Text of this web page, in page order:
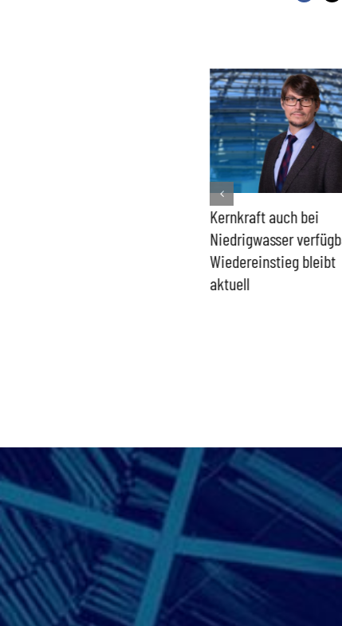
Kernkraft auch bei
Niedrigwasser
Wiedereinstieg bleibt
aktuell